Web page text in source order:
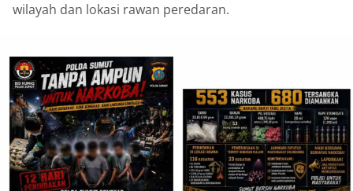
wilayah dan lokasi rawan peredaran.